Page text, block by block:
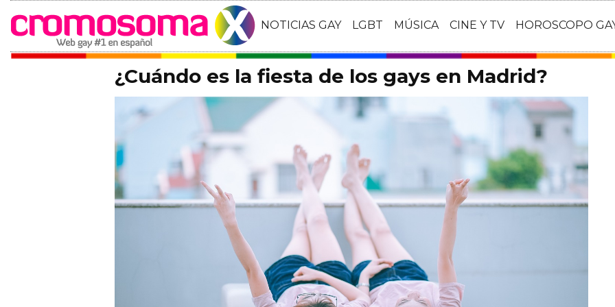
NOTICIAS GAY LGBT MÚSICA CINE Y TV HOROSCOPO
¿Cuándo es la fiesta de los gays en Madrid?